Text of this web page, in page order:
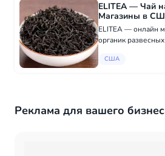
ELITEA — Чай
Магазины в
ELITEA — онлайн
органик
зелёного чая, а
США
Реклама для вашего